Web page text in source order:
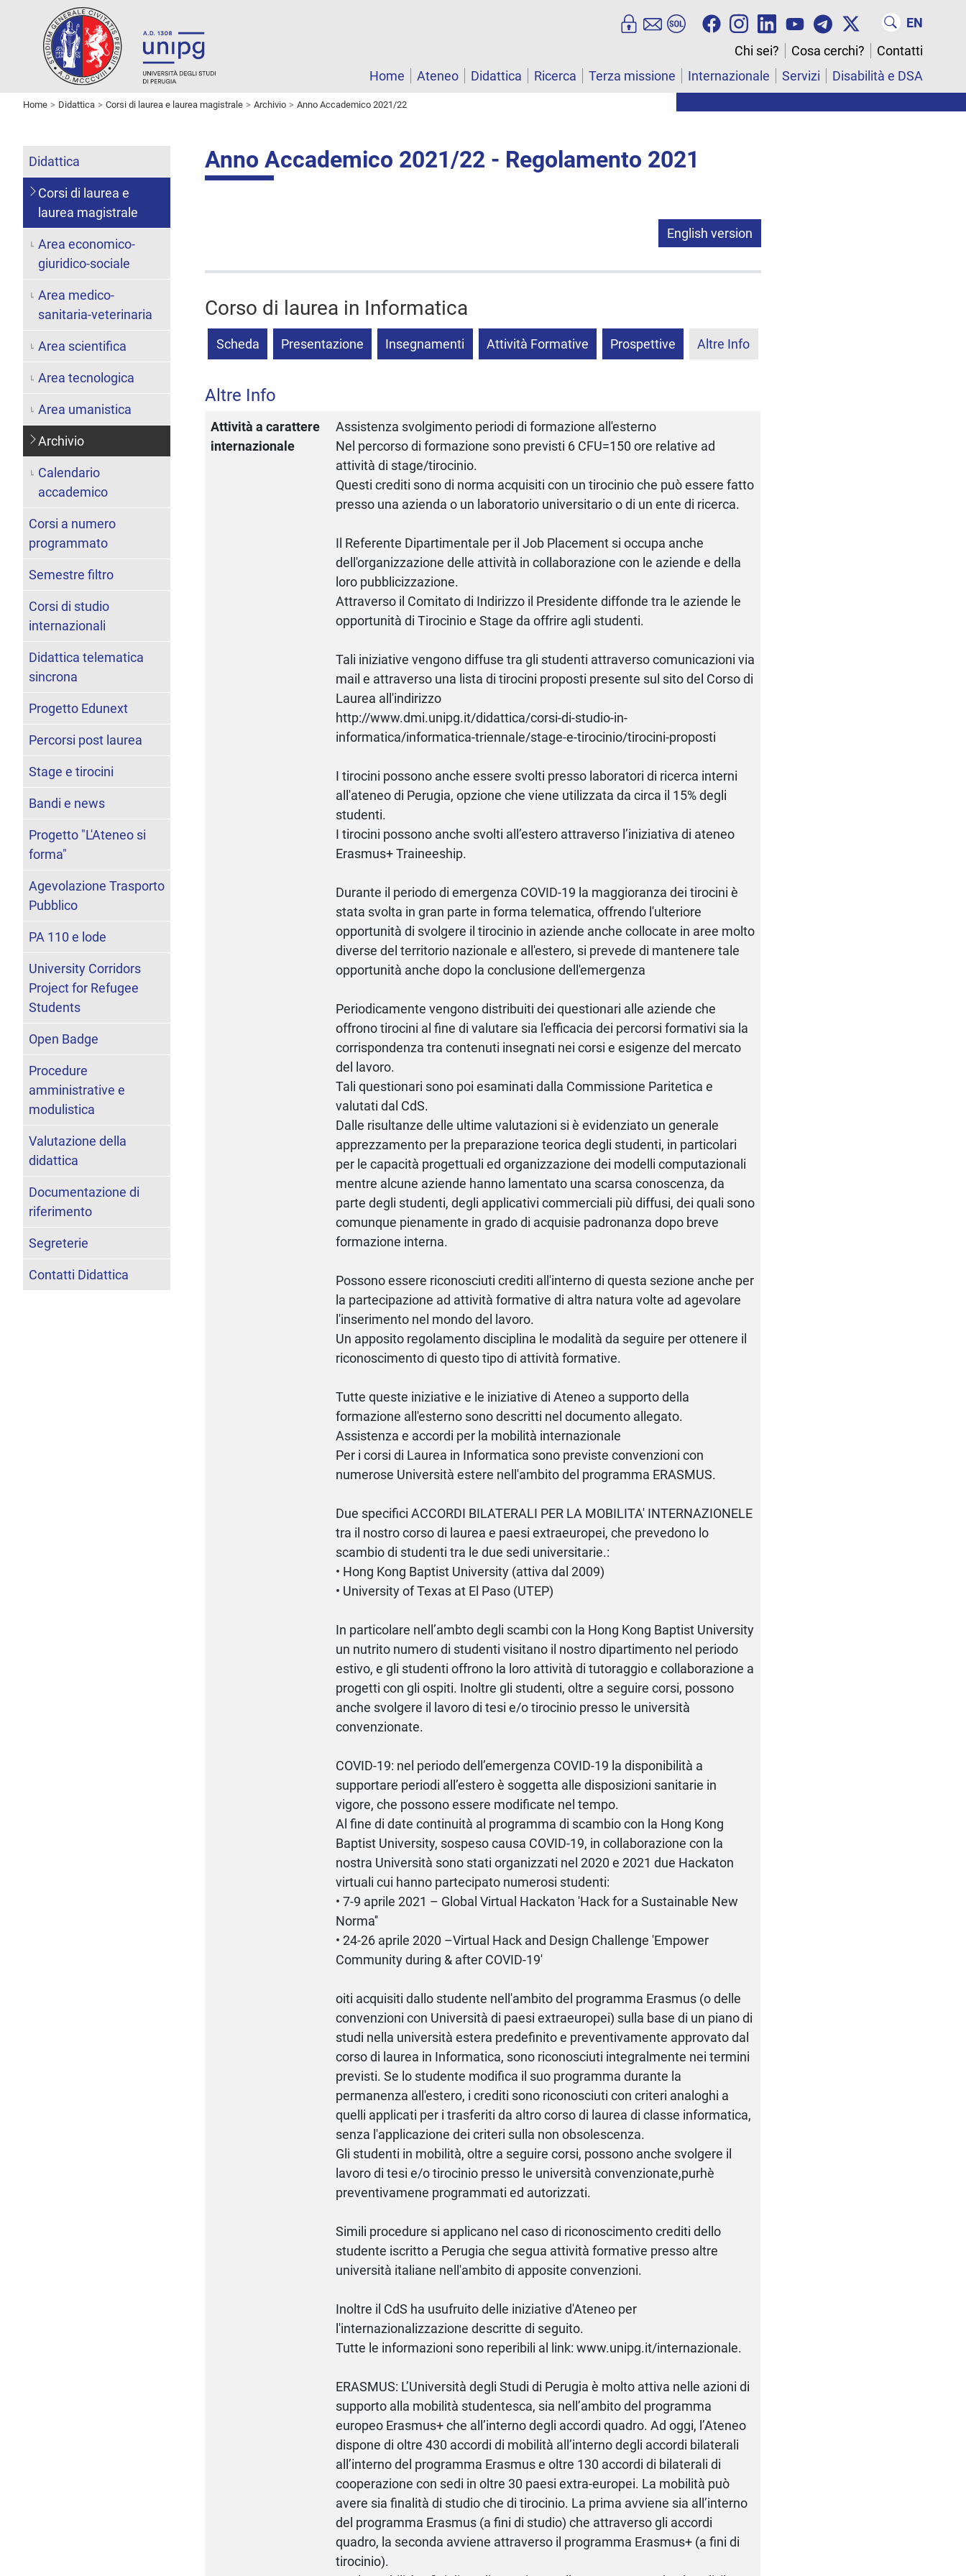
EN
Chi sei?
Cosa cerchi?
Contatti
Home
Ateneo Didattica Ricerca Terza missione Internazionale Servizi Disabilità e DSA
Home Didattica Corsi di laurea e laurea magistrale Archivio Anno Accademico 2021/22
Anno Accademico 2021/22 - Regolamento 2021
English version
Corso di laurea in Informatica
Scheda Presentazione Insegnamenti Attività Formative Prospettive Altre Info
Altre Info
Attività a carattere
internazionale
Assistenza svolgimento periodi di formazione all'esterno
Nel percorso di formazione sono previsti 6 CFU=150 ore relative ad
attività di stage/tirocinio.
Questi crediti sono di norma acquisiti con un tirocinio che può essere fatto
presso una azienda o un laboratorio universitario o di un ente di ricerca.
Il Referente Dipartimentale per il Job Placement si occupa anche
dell'organizzazione delle attività in collaborazione con le aziende e della
loro pubblicizzazione.
Attraverso il Comitato di Indirizzo il Presidente diffonde tra le aziende le
opportunità di Tirocinio e Stage da offrire agli studenti.
Tali iniziative vengono diffuse tra gli studenti attraverso comunicazioni via
mail e attraverso una lista di tirocini proposti presente sul sito del Corso di
Laurea all'indirizzo
http://www.dmi.unipg.it/didattica/corsi-di-studio-in-
informatica/informatica-triennale/stage-e-tirocinio/tirocini-proposti
I tirocini possono anche essere svolti presso laboratori di ricerca interni
all'ateneo di Perugia, opzione che viene utilizzata da circa il 15% degli
studenti.
I tirocini possono anche svolti all’estero attraverso l’iniziativa di ateneo
Erasmus+ Traineeship.
Durante il periodo di emergenza COVID-19 la maggioranza dei tirocini è
stata svolta in gran parte in forma telematica, offrendo l'ulteriore
opportunità di svolgere il tirocinio in aziende anche collocate in aree molto
diverse del territorio nazionale e all'estero, si prevede di mantenere tale
opportunità anche dopo la conclusione dell'emergenza
Periodicamente vengono distribuiti dei questionari alle aziende che
offrono tirocini al fine di valutare sia l'efficacia dei percorsi formativi sia la
corrispondenza tra contenuti insegnati nei corsi e esigenze del mercato
del lavoro.
Tali questionari sono poi esaminati dalla Commissione Paritetica e
valutati dal CdS.
Dalle risultanze delle ultime valutazioni si è evidenziato un generale
apprezzamento per la preparazione teorica degli studenti, in particolari
per le capacità progettuali ed organizzazione dei modelli computazionali
mentre alcune aziende hanno lamentato una scarsa conoscenza, da
parte degli studenti, degli applicativi commerciali più diffusi, dei quali sono
comunque pienamente in grado di acquisie padronanza dopo breve
formazione interna.
Possono essere riconosciuti crediti all'interno di questa sezione anche per
la partecipazione ad attività formative di altra natura volte ad agevolare
l'inserimento nel mondo del lavoro.
Un apposito regolamento disciplina le modalità da seguire per ottenere il
riconoscimento di questo tipo di attività formative.
Tutte queste iniziative e le iniziative di Ateneo a supporto della
formazione all'esterno sono descritti nel documento allegato.
Assistenza e accordi per la mobilità internazionale
Per i corsi di Laurea in Informatica sono previste convenzioni con
numerose Università estere nell'ambito del programma ERASMUS.
Due specifici ACCORDI BILATERALI PER LA MOBILITA' INTERNAZIONELE
tra il nostro corso di laurea e paesi extraeuropei, che prevedono lo
scambio di studenti tra le due sedi universitarie.:
• Hong Kong Baptist University (attiva dal 2009)
• University of Texas at El Paso (UTEP)
In particolare nell’ambto degli scambi con la Hong Kong Baptist University
un nutrito numero di studenti visitano il nostro dipartimento nel periodo
estivo, e gli studenti offrono la loro attività di tutoraggio e collaborazione a
progetti con gli ospiti. Inoltre gli studenti, oltre a seguire corsi, possono
anche svolgere il lavoro di tesi e/o tirocinio presso le università
convenzionate.
COVID-19: nel periodo dell’emergenza COVID-19 la disponibilità a
supportare periodi all’estero è soggetta alle disposizioni sanitarie in
vigore, che possono essere modificate nel tempo.
Al fine di date continuità al programma di scambio con la Hong Kong
Baptist University, sospeso causa COVID-19, in collaborazione con la
nostra Università sono stati organizzati nel 2020 e 2021 due Hackaton
virtuali cui hanno partecipato numerosi studenti:
• 7-9 aprile 2021 – Global Virtual Hackaton 'Hack for a Sustainable New
Norma''
• 24-26 aprile 2020 –Virtual Hack and Design Challenge 'Empower
Community during & after COVID-19'
oiti acquisiti dallo studente nell'ambito del programma Erasmus (o delle
convenzioni con Università di paesi extraeuropei) sulla base di un piano di
studi nella università estera predefinito e preventivamente approvato dal
corso di laurea in Informatica, sono riconosciuti integralmente nei termini
previsti. Se lo studente modifica il suo programma durante la
permanenza all'estero, i crediti sono riconosciuti con criteri analoghi a
quelli applicati per i trasferiti da altro corso di laurea di classe informatica,
senza l'applicazione dei criteri sulla non obsolescenza.
Gli studenti in mobilità, oltre a seguire corsi, possono anche svolgere il
lavoro di tesi e/o tirocinio presso le università convenzionate,purhè
preventivamene programmati ed autorizzati.
Simili procedure si applicano nel caso di riconoscimento crediti dello
studente iscritto a Perugia che segua attività formative presso altre
università italiane nell'ambito di apposite convenzioni.
Inoltre il CdS ha usufruito delle iniziative d'Ateneo per
l'internazionalizzazione descritte di seguito.
Tutte le informazioni sono reperibili al link: www.unipg.it/internazionale.
ERASMUS: L’Università degli Studi di Perugia è molto attiva nelle azioni di
supporto alla mobilità studentesca, sia nell’ambito del programma
europeo Erasmus+ che all’interno degli accordi quadro. Ad oggi, l’Ateneo
dispone di oltre 430 accordi di mobilità all’interno degli accordi bilaterali
all’interno del programma Erasmus e oltre 130 accordi di bilaterali di
cooperazione con sedi in oltre 30 paesi extra-europei. La mobilità può
avere sia finalità di studio che di tirocinio. La prima avviene sia all’interno
del programma Erasmus (a fini di studio) che attraverso gli accordi
quadro, la seconda avviene attraverso il programma Erasmus+ (a fini di
tirocinio).
Didattica
Corsi di laurea e
laurea magistrale
Area economico-
giuridico-sociale
Area medico-
sanitaria-veterinaria
Area scientifica
Area tecnologica
Area umanistica
Archivio
Calendario
accademico
Corsi a numero
programmato
Semestre filtro
Corsi di studio
internazionali
Didattica telematica
sincrona
Progetto Edunext
Percorsi post laurea
Stage e tirocini
Bandi e news
Progetto "L'Ateneo si
forma"
Agevolazione Trasporto
Pubblico
PA 110 e lode
University Corridors
Project for Refugee
Students
Open Badge
Procedure
amministrative e
modulistica
Valutazione della
didattica
Documentazione di
riferimento
Segreterie
Contatti Didattica